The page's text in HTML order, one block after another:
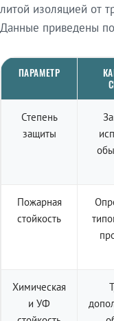
литой изоляцией от
Данные приведены по
ПАРАМЕТР
Степень
защиты
Пожарная
стойкость
Химическая
и УФ